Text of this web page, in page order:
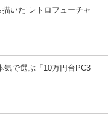
いた”レトロフューチャ
気で選ぶ「10万円台PC3